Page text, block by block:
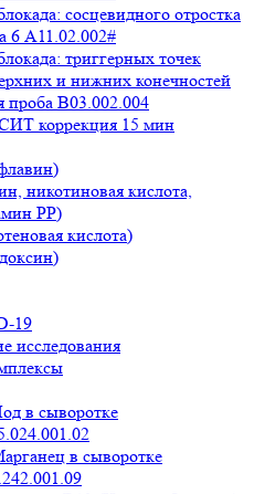
сосцевидного отростка
6 A11.02.002#
триггерных точек
и нижних конечностей
проба В03.002.004
коррекция 15 мин
никотиновая кислота,
PP)
кислота)
19
исследования
в сыворотке
в сыворотке